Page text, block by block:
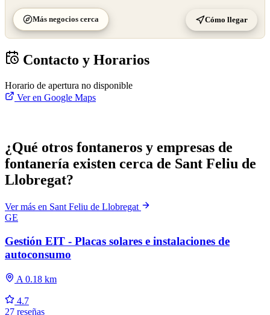
Más negocios cerca Cómo llegar
Contacto y Horarios
Horario de apertura no disponible
Ver en Google Maps
¿Qué otros fontaneros y empresas de
fontanería existen cerca de Sant Feliu de
Llobregat?
Ver más en Sant Feliu de Llobregat
GE
Gestión EIT - Placas solares e instalaciones de
autoconsumo
A 0.18 km
4.7
27 reseñas